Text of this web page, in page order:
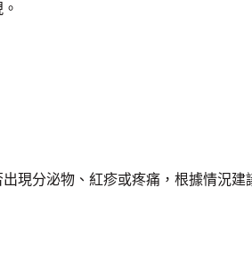
分泌物、紅疹或疼痛，根據情況建